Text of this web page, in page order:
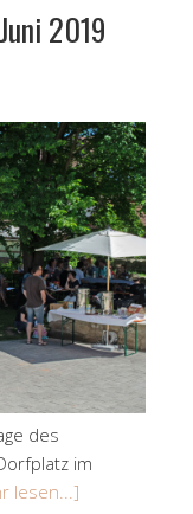
2019
des
im
lesen...]